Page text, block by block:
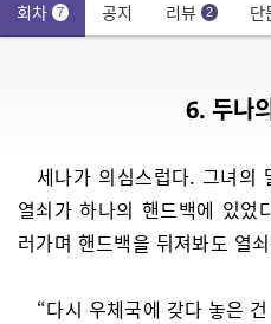
회차 7 공지 리뷰 2 단
6. 두나
세나가 의심스럽다. 그녀의
열쇠가 하나의 핸드백에 있었
러가며 핸드백을 뒤져봐도 열
“다시 우체국에 갖다 놓은